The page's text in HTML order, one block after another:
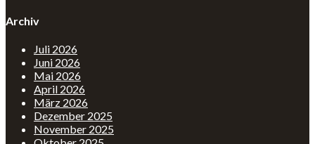
Archiv
Juli 2026
Juni 2026
Mai 2026
April 2026
März 2026
Dezember 2025
November 2025